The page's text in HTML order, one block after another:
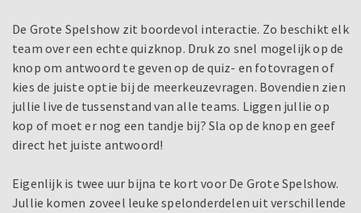
De Grote Spelshow zit boordevol interactie. Zo beschikt elk
team over een echte quizknop. Druk zo snel mogelijk op de
knop om antwoord te geven op de quiz- en fotovragen of
kies de juiste optie bij de meerkeuzevragen. Bovendien zien
jullie live de tussenstand van alle teams. Liggen jullie op
kop of moet er nog een tandje bij? Sla op de knop en geef
direct het juiste antwoord!
Eigenlijk is twee uur bijna te kort voor De Grote Spelshow.
Jullie komen zoveel leuke spelonderdelen uit verschillende